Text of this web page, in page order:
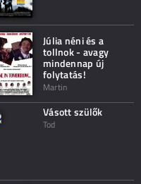
Júlia néni és a
tollnok - avagy
mindennap új
folytatás!
Martin
Vásott szülők
Tod